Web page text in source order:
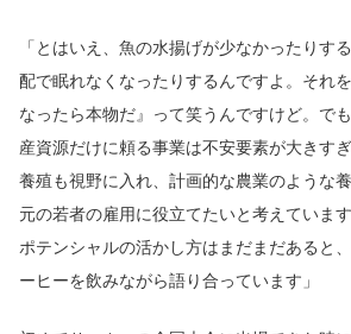
「とはいえ、魚の水揚げが少なかったりす
配で眠れなくなったりするんですよ。それ
なったら本物だ』って笑うんですけど。で
産資源だけに頼る事業は不安要素が大きす
養殖も視野に入れ、計画的な農業のような
元の若者の雇用に役立てたいと考えていま
ポテンシャルの活かし方はまだまだあると
ーヒーを飲みながら語り合っています」